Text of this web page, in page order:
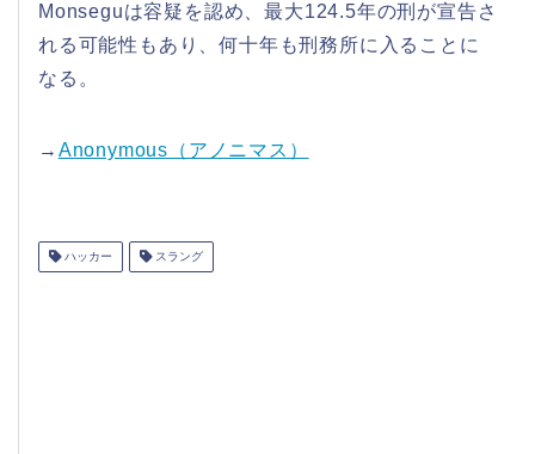
Monseguは容疑を認め、最大124.5年の刑が宣告さ
れる可能性もあり、何十年も刑務所に入ることに
なる。
→ Anonymous（アノニマス）
ハッカー スラング